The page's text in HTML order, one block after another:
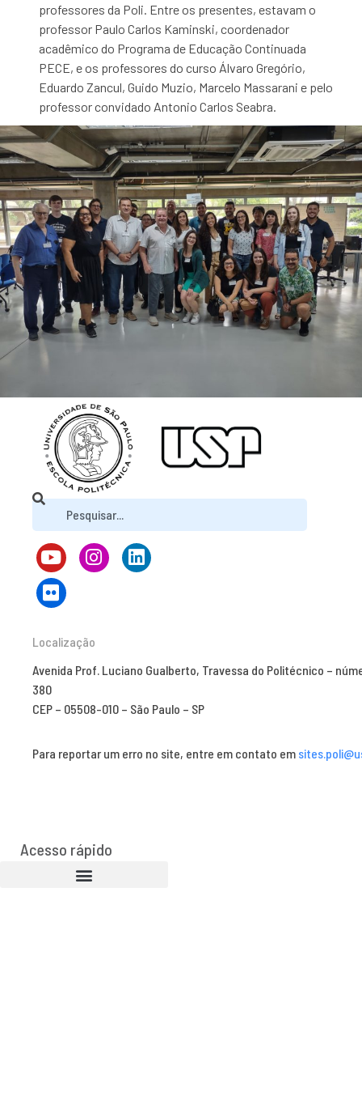
professores da Poli. Entre os presentes, estavam o
professor Paulo Carlos Kaminski, coordenador
acadêmico do Programa de Educação Continuada
PECE, e os professores do curso Álvaro Gregório,
Eduardo Zancul, Guido Muzio, Marcelo Massarani e pelo
professor convidado Antonio Carlos Seabra.
Localização
Avenida Prof. Luciano Gualberto, Travessa do Politécnico –
380
CEP – 05508-010 – São Paulo – SP
Para reportar um erro no site, entre em contato em
Acesso rápido